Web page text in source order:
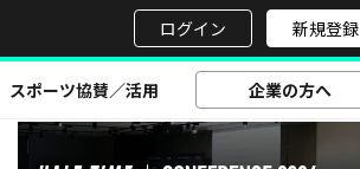
ログイン 新規登録
スポーツ協賛／活用 企業の方へ